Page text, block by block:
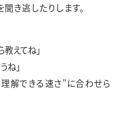
き逃したりします。
教えてね」
ね」
解できる速さ”に合わせら